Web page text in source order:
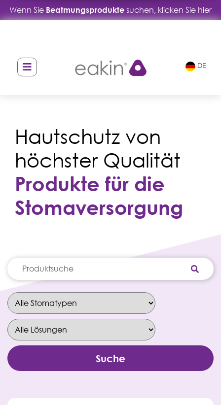
Wenn Sie Beatmungsprodukte suchen, klicken Sie hier
navigation
content
DE
Hautschutz von
höchster Qualität
Produkte für die
Stomaversorgung
Suche
nach: